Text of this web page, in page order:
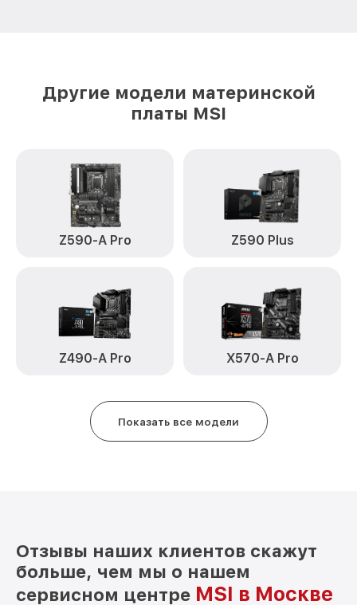
Другие модели материнской
платы MSI
Z590-A Pro Z590 Plus
Z490-A Pro X570-A Pro
Показать все модели
Отзывы наших клиентов скажут
больше, чем мы о нашем
сервисном центре MSI в Москве